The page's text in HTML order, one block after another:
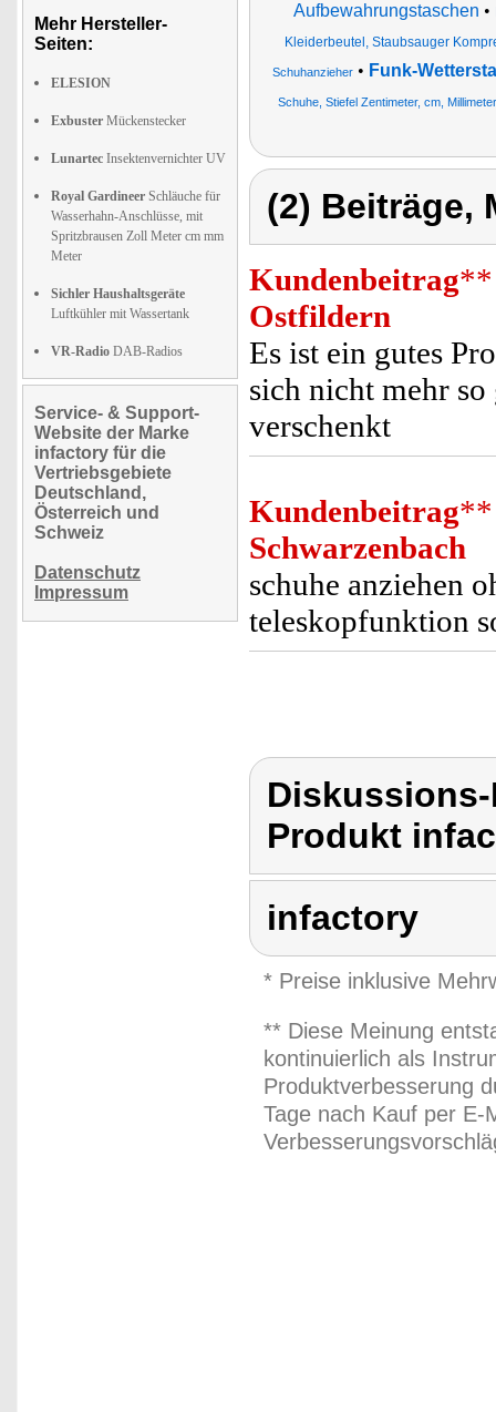
Mehr Hersteller-
Seiten:
ELESION
Exbuster Mückenstecker
Lunartec Insektenvernichter UV
Royal Gardineer Schläuche für
Wasserhahn-Anschlüsse, mit
Spritzbrausen Zoll Meter cm mm
Meter
Sichler Haushaltsgeräte
Luftkühler mit Wassertank
VR-Radio DAB-Radios
Service- & Support-
Website der Marke
infactory für die
Vertriebsgebiete
Deutschland,
Österreich und
Schweiz
Datenschutz
Impressum
Aufbewahrungstaschen •
Kleiderbeutel, Staubsauger
Schuhanzieher • Funk-
Schuhe, Stiefel Zentimeter, cm,
(2) Beiträge,
Kundenbeitrag**
Ostfildern
Es ist ein gutes
sich nicht mehr
verschenkt
Kundenbeitrag**
Schwarzenbach
schuhe anziehen
teleskopfunktion
Produkt
infactory
* Preise inklusive
** Diese Meinung
kontinuierlich als
Produktverbesserung
Tage nach Kauf per E-